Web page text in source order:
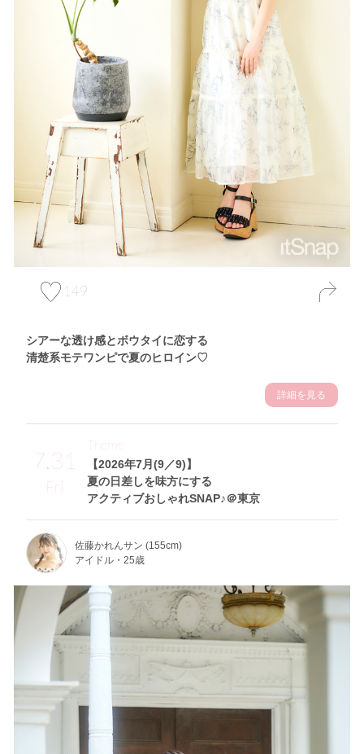
149
シアーな透け感とボウタイに恋する
清楚系モテワンピで夏のヒロイン♡
詳細を見る
7.31
Fri
【2026年7月(9／9)】
夏の日差しを味方にする
アクティブおしゃれSNAP♪＠東京
Theme
佐藤かれんサン (155cm)
アイドル・25歳